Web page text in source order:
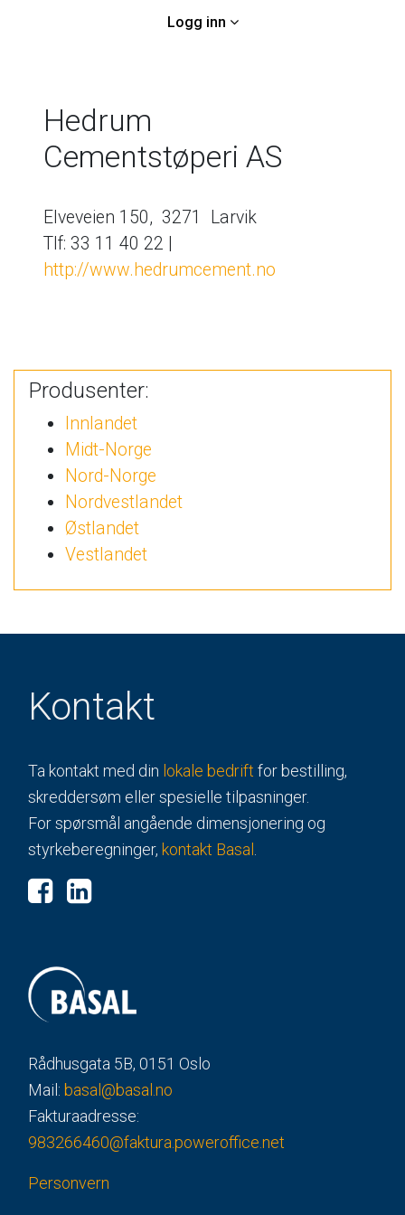
Logg inn
Hedrum
Cementstøperi AS
Elveveien 150, 3271 Larvik
Tlf: 33 11 40 22 |
http://www.hedrumcement.no
Produsenter:
Innlandet
Midt-Norge
Nord-Norge
Nordvestlandet
Østlandet
Vestlandet
Kontakt
Ta kontakt med din lokale bedrift for bestilling,
skreddersøm eller spesielle tilpasninger.
For spørsmål angående dimensjonering og
styrkeberegninger, kontakt Basal
Rådhusgata 5B, 0151 Oslo
Mail: basal@basal.no
Fakturaadresse:
983266460@faktura.poweroffice.net
Personvern